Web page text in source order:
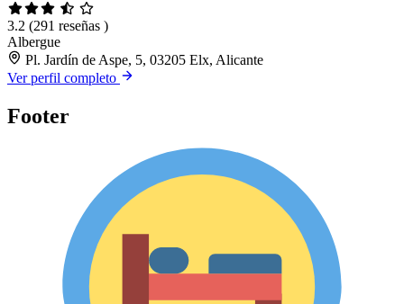
3.2 (291 reseñas )
Albergue
Pl. Jardín de Aspe, 5, 03205 Elx, Alicante
Ver perfil completo
Footer